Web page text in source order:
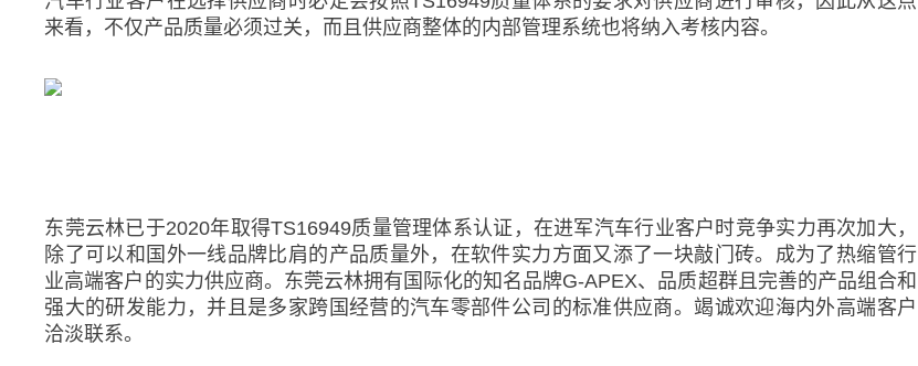
来看，不仅产品质量必须过关，而且供应商整体的内部管理系统也将纳入考核内容。
东莞云林已于2020年取得TS16949质量管理体系认证，在进军汽车行业客户时竞争实力再次加大，
除了可以和国外一线品牌比肩的产品质量外，在软件实力方面又添了一块敲门砖。成为了热缩管行
业高端客户的实力供应商。东莞云林拥有国际化的知名品牌G-APEX、品质超群且完善的产品组合和
强大的研发能力，并且是多家跨国经营的汽车零部件公司的标准供应商。竭诚欢迎海内外高端客户
洽淡联系。